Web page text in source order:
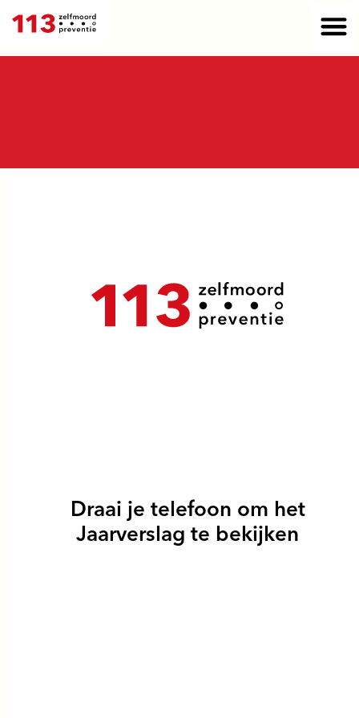
Draai je telefoon om het
Jaarverslag te bekijken